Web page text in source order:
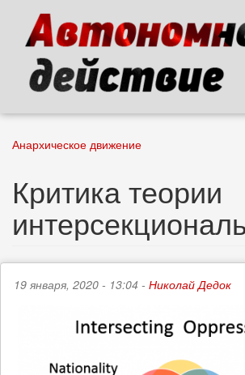
основному
содержанию
Анархическое движение
Критика теории
19 января, 2020 - 13:04 - Николай Дедок